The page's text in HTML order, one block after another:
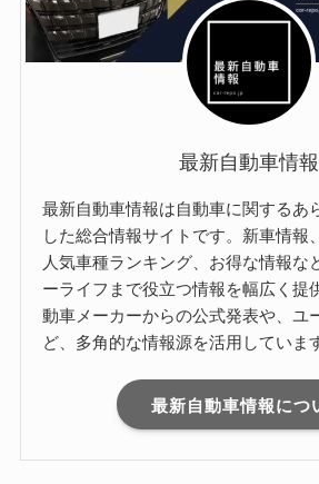
最新自動車情報
最新自動車情報は自動車に関するあ
した総合情報サイトです。新車情報
人気車種ランキング、お得な情報な
ーライフまで役立つ情報を幅広く提
動車メーカーからの公式発表や、ユ
ど、多角的な情報源を活用しています
最新自動車情報につ